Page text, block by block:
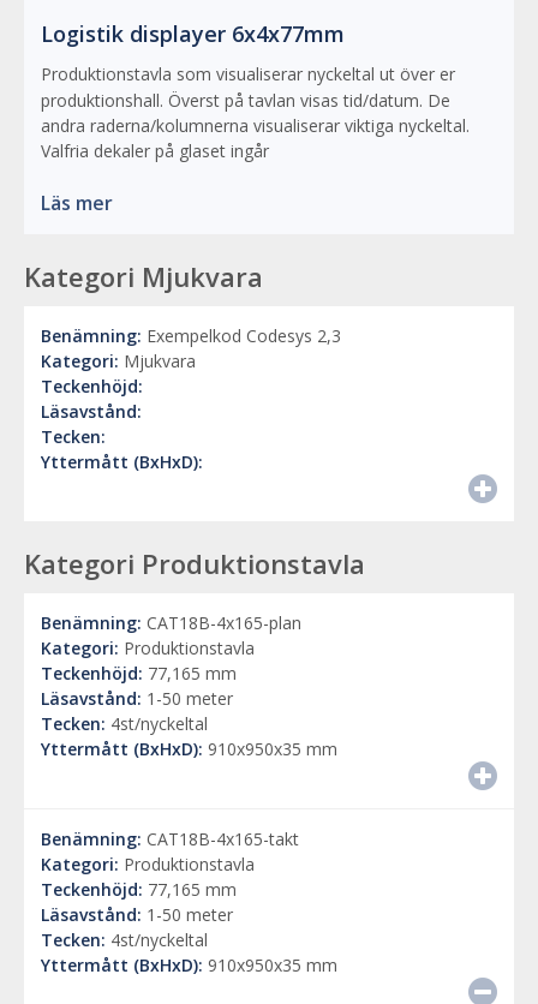
Logistik displayer 6x4x77mm
Produktionstavla som visualiserar nyckeltal ut över er
produktionshall. Överst på tavlan visas tid/datum. De
andra raderna/kolumnerna visualiserar viktiga nyckeltal.
Valfria dekaler på glaset ingår
Läs mer
Kategori Mjukvara
Benämning: Exempelkod Codesys 2,3
Kategori: Mjukvara
Teckenhöjd:
Läsavstånd:
Tecken:
Yttermått (BxHxD):
Kategori Produktionstavla
Benämning: CAT18B-4x165-plan
Kategori: Produktionstavla
Teckenhöjd: 77,165 mm
Läsavstånd: 1-50 meter
Tecken: 4st/nyckeltal
Yttermått (BxHxD): 910x950x35 mm
Benämning: CAT18B-4x165-takt
Kategori: Produktionstavla
Teckenhöjd: 77,165 mm
Läsavstånd: 1-50 meter
Tecken: 4st/nyckeltal
Yttermått (BxHxD): 910x950x35 mm